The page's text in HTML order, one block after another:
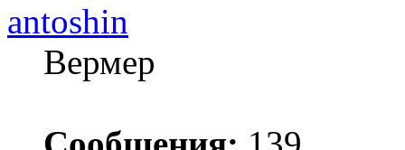
antoshin
Вермер